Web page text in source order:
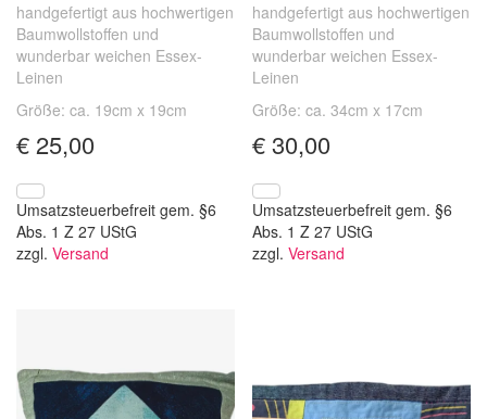
handgefertigt aus hochwertigen
Baumwollstoffen und
wunderbar weichen Essex-
Leinen
Größe: ca. 19cm x 19cm
€25,00
Umsatzsteuerbefreit gem. §6
Abs. 1 Z 27 UStG
zzgl. Versand
handgefertigt aus hochwertigen
Baumwollstoffen und
wunderbar weichen Essex-
Leinen
Größe: ca. 34cm x 17cm
€30,00
Umsatzsteuerbefreit gem. §6
Abs. 1 Z 27 UStG
zzgl.Versand